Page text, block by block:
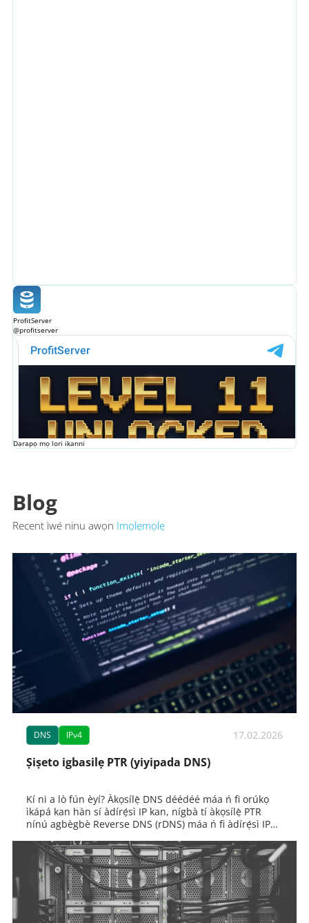
ProfitServer
@profitserver
Darapọ mọ lori ikanni
Blog
Recent ìwé ninu awọn Imọlẹmọlẹ
DNS IPv4 17.02.2026
Ṣiṣeto igbasilẹ PTR (yiyipada DNS)
Kí ni a lò fún èyí? Àkọsílẹ̀ DNS déédéé máa ń fi orúkọ
ìkápá kan hàn sí àdírẹ́sì IP kan, nígbà tí àkọsílẹ̀ PTR
nínú agbègbè Reverse DNS (rDNS) máa ń fi àdírẹ́sì IP